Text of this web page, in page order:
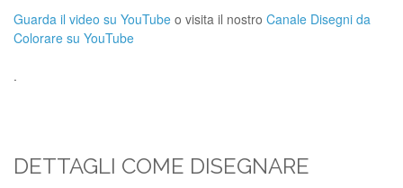
Guarda il video su YouTube o visita il nostro Canale Disegni da
Colorare su YouTube
.
DETTAGLI COME DISEGNARE